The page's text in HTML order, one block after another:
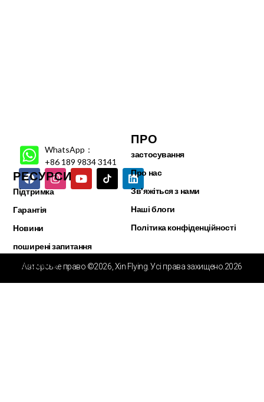
WhatsApp：
+86 189 9834 3141
РЕСУРСИ
Підтримка
Гарантія
Новини
поширені запитання
Відеоцентр
ПРО
застосування
Про нас
Зв'яжіться з нами
Наші блоги
Політика конфіденційності
Авторське право ©2026, Xin Flying. Усі права захищено.2026